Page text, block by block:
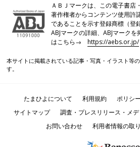
ＡＢＪマークは、この電子書店
著作権者からコンテンツ使用許
であることを示す登録商標（登
ABJマークの詳細、ABJマーク
はこちら→https://aebs.or.jp/
本サイトに掲載されている記事・写真・イラスト等
す。
たまひよについて 利用規約 ポリシー
サイトマップ
調査・プレスリリース・メ
お問い合わせ
利用者情報の取